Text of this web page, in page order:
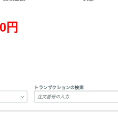
円